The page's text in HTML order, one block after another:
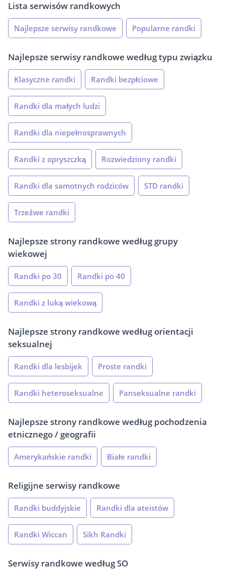
Lista serwisów randkowych
Najlepsze serwisy randkowe Popularne randki
Najlepsze serwisy randkowe według typu związku
Klasyczne randki Randki bezpłciowe
Randki dla małych ludzi
Randki dla niepełnosprawnych
Randki z opryszczką Rozwiedziony randki
Randki dla samotnych rodziców STD randki
Trzeźwe randki
Najlepsze strony randkowe według grupy
wiekowej
Randki po 30 Randki po 40
Randki z luką wiekową
Najlepsze strony randkowe według orientacji
seksualnej
Randki dla lesbijek Proste randki
Randki heteroseksualne Panseksualne randki
Najlepsze strony randkowe według pochodzenia
etnicznego / geografii
Amerykańskie randki Białe randki
Religijne serwisy randkowe
Randki buddyjskie Randki dla ateistów
Randki Wiccan Sikh Randki
Serwisy randkowe według SO